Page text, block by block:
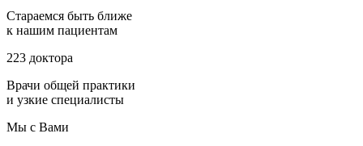
Стараемся быть ближе
к нашим пациентам
223 доктора
Врачи общей практики
и узкие специалисты
Мы с Вами